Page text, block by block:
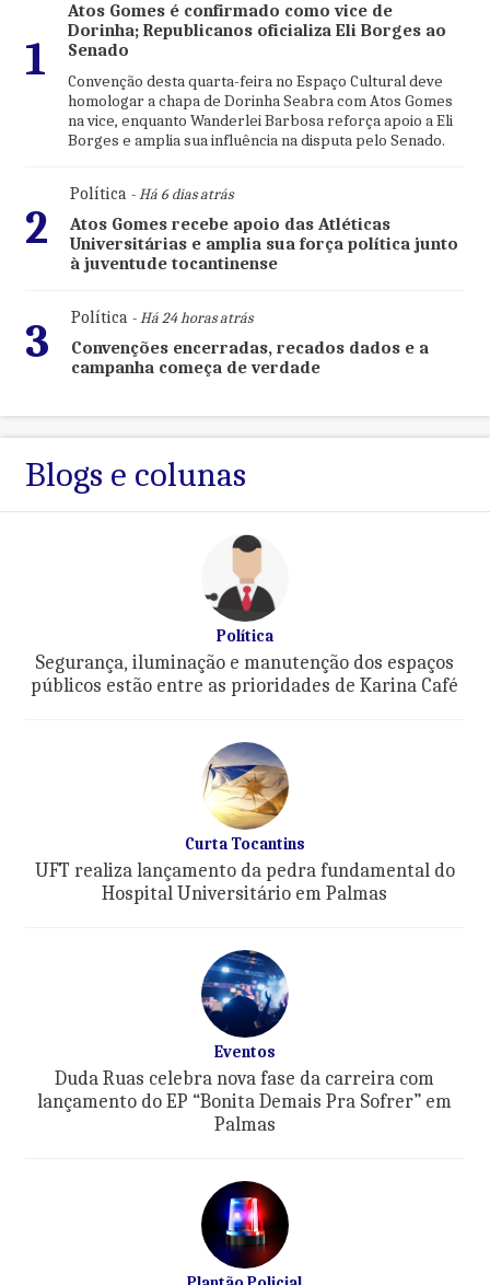
1
Atos Gomes é confirmado como vice de
Dorinha; Republicanos oficializa Eli Borges ao
Senado
Convenção desta quarta-feira no Espaço Cultural deve
homologar a chapa de Dorinha Seabra com Atos Gomes
na vice, enquanto Wanderlei Barbosa reforça apoio a Eli
Borges e amplia sua influência na disputa pelo Senado.
2
Política- Há 6 dias atrás
Atos Gomes recebe apoio das Atléticas
Universitárias e amplia sua força política junto
à juventude tocantinense
3 Política- Há 24 horas atrás
Convenções encerradas, recados dados e a
campanha começa de verdade
Blogs e colunas
Política
Segurança, iluminação e manutenção dos espaços
públicos estão entre as prioridades de Karina Café
Curta Tocantins
UFT realiza lançamento da pedra fundamental do
Hospital Universitário em Palmas
Eventos
Duda Ruas celebra nova fase da carreira com
lançamento do EP “Bonita Demais Pra Sofrer” em
Palmas